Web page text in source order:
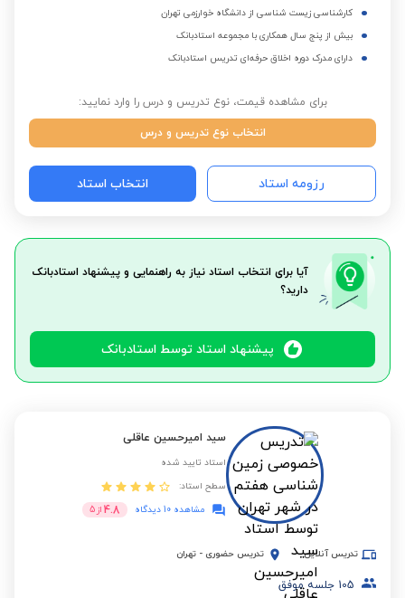
کارشناسی زیست شناسی از دانشگاه خوارزمی تهران
بیش از پنج سال همکاری با مجموعه استادبانک
دارای مدرک دوره اخلاق حرفه‌ای تدریس استادبانک
برای مشاهده قیمت، نوع تدریس و درس را وارد نمایید:
انتخاب نوع تدریس و درس
رزومه استاد انتخاب استاد
آیا برای انتخاب استاد نیاز به راهنمایی و پیشنهاد استادبانک
دارید؟
پیشنهاد استاد توسط استادبانک
سید امیرحسین عاقلی
استاد تایید شده
سطح استاد:
مشاهده 10 دیدگاه
4.8 از 5
تدریس آنلاین تدریس حضوری - تهران
105 جلسه موفق